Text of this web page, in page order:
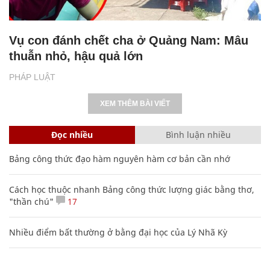
PHÁP LUẬT
Vụ con đánh chết cha ở Quảng Nam: Mâu
thuẫn nhỏ, hậu quả lớn
XEM THÊM BÀI VIẾT
Đọc nhiều Bình luận nhiều
Bảng công thức đạo hàm nguyên hàm cơ bản cần nhớ
Cách học thuộc nhanh Bảng công thức lượng giác bằng thơ,
"thần chú"
17
Nhiều điểm bất thường ở bằng đại học của Lý Nhã Kỳ